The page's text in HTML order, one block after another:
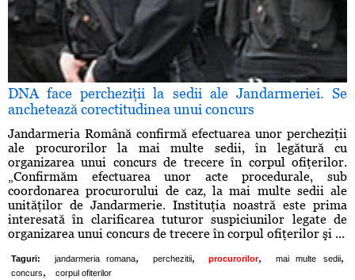
DNA face percheziţii la sedii ale Jandarmeriei. Se
anchetează corectitudinea unui concurs
Jandarmeria Română confirmă efectuarea unor percheziţii
ale procurorilor la mai multe sedii, în legătură cu
organizarea unui concurs de trecere în corpul ofiţerilor.
„Confirmăm efectuarea unor acte procedurale, sub
coordonarea procurorului de caz, la mai multe sedii ale
unităţilor de Jandarmerie. Instituţia noastră este prima
interesată în clarificarea tuturor suspiciunilor legate de
organizarea unui concurs de trecere în corpul ofiţerilor şi ...
Taguri: jandarmeria romana, perchezitii, procurorilor, mai multe sedii,
concurs, corpul ofiterilor